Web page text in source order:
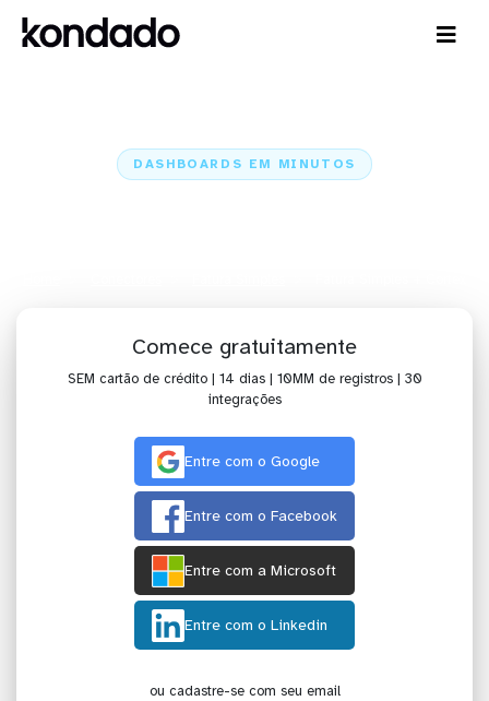
DASHBOARDS EM MINUTOS
Comece gratuitamente
SEM cartão de crédito | 14 dias | 10MM de registros | 30
integrações
Entre com o Google
Entre com o Facebook
Entre com a Microsoft
Entre com o Linkedin
ou cadastre-se com seu email